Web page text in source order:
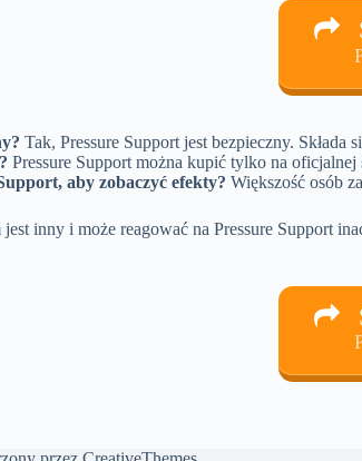
Tak, Pressure Support jest bezpieczny.
Pressure Support można kupić tylko na oficjalnej
aby zobaczyć efekty? Większość osób
inny i może reagować na Pressure Support